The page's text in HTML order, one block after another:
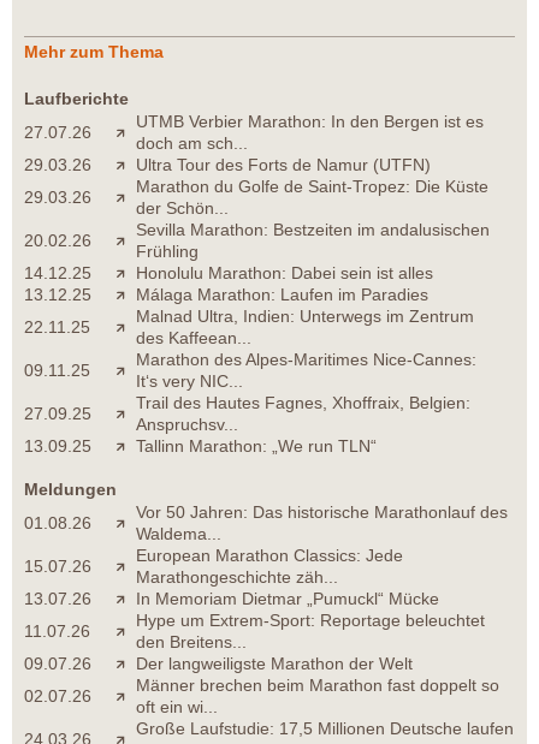
Mehr zum Thema
Laufberichte
27.07.26
UTMB Verbier Marathon: In den Bergen ist es
doch am sch...
29.03.26
Ultra Tour des Forts de Namur (UTFN)
29.03.26
Marathon du Golfe de Saint-Tropez: Die Küste
der Schön...
20.02.26
Sevilla Marathon: Bestzeiten im andalusischen
Frühling
14.12.25
Honolulu Marathon: Dabei sein ist alles
13.12.25
Málaga Marathon: Laufen im Paradies
22.11.25
Malnad Ultra, Indien: Unterwegs im Zentrum
des Kaffeean...
09.11.25
Marathon des Alpes-Maritimes Nice-Cannes:
It‘s very NIC...
27.09.25
Trail des Hautes Fagnes, Xhoffraix, Belgien:
Anspruchsv...
13.09.25
Tallinn Marathon: „We run TLN“
Meldungen
01.08.26
Vor 50 Jahren: Das historische Marathonlauf des
Waldema...
15.07.26
European Marathon Classics: Jede
Marathongeschichte zäh...
13.07.26
In Memoriam Dietmar „Pumuckl“ Mücke
11.07.26
Hype um Extrem-Sport: Reportage beleuchtet
den Breitens...
09.07.26
Der langweiligste Marathon der Welt
02.07.26
Männer brechen beim Marathon fast doppelt so
oft ein wi...
24.03.26
Große Laufstudie: 17,5 Millionen Deutsche laufen